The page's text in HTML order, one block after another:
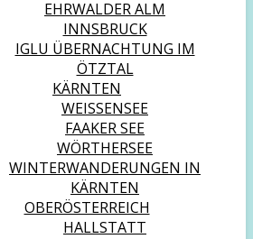
EHRWALDER ALM
INNSBRUCK
IGLU ÜBERNACHTUNG IM
ÖTZTAL
KÄRNTEN
WEISSENSEE
FAAKER SEE
WÖRTHERSEE
WINTERWANDERUNGEN IN
KÄRNTEN
OBERÖSTERREICH
HALLSTATT